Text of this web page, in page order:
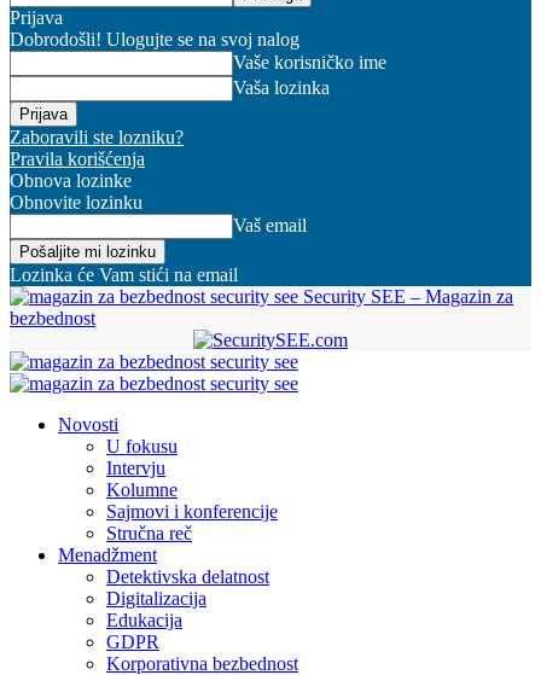
Prijava
Dobrodošli! Ulogujte se na svoj nalog
Vaše korisničko ime
Vaša lozinka
Zaboravili ste lozniku?
Pravila korišćenja
Obnova lozinke
Obnovite lozinku
Vaš email
Lozinka će Vam stići na email
Security SEE – Magazin za
bezbednost
Novosti
U fokusu
Intervju
Kolumne
Sajmovi i konferencije
Stručna reč
Menadžment
Detektivska delatnost
Digitalizacija
Edukacija
GDPR
Korporativna bezbednost